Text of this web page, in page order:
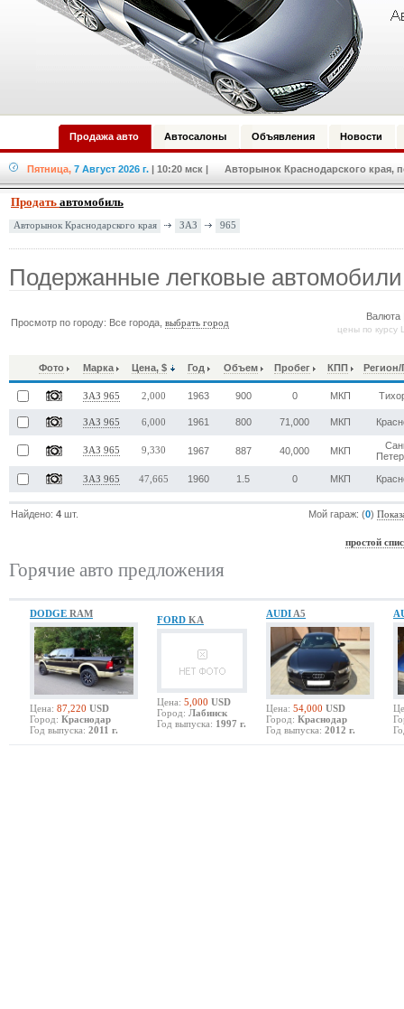
Продажа авто Автосалоны Объявления Новости
Пятница, 7 Август 2026 г. | 10:20 мск | Авторынок Краснодарского края,
Продать автомобиль
Авторынок Краснодарского края ЗАЗ 965
Подержанные легковые
Просмотр по городу: Все города,выбрать город
цены по
Фото Марка Цена, $ Год Объем Пробег КПП
ЗАЗ 965 2,000 1963 900 0 МКП
ЗАЗ 965 6,000 1961 800 71,000 МКП
ЗАЗ 965 9,330 1967 887 40,000 МКП
ЗАЗ 965 47,665 1960 1.5 0 МКП
Найдено:4 шт. Мой гараж: (0)
простой
Горячие авто предложения
DODGE RAM
Цена: 87,220 USD
Город: Краснодар
Год выпуска: 2011 г.
FORD KA
Цена: 5,000 USD
Город: Лабинск
Год выпуска: 1997 г.
AUDI A5
Цена: 54,000 USD
Город: Краснодар
Год выпуска: 2012 г.